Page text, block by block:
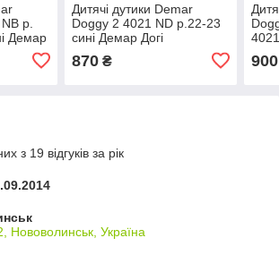
р.
Демар
Дитячі дутики Demar
Doggy 2 4021 ND р.22-23
сині Демар Догі
870₴ 900
з 19 відгуків за рік
Нововолинськ, Україна